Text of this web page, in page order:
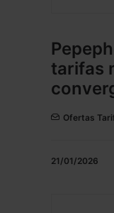
tarifas
Ofertas
21/01/2026